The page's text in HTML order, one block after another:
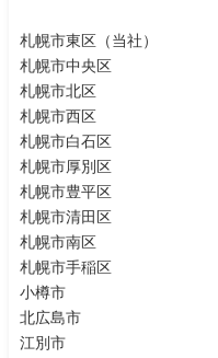
札幌市東区（当社）
札幌市中央区
札幌市北区
札幌市西区
札幌市白石区
札幌市厚別区
札幌市豊平区
札幌市清田区
札幌市南区
札幌市手稲区
小樽市
北広島市
江別市